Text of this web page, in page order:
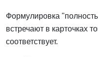
Формулировка
встречают в карточках
соответствует.